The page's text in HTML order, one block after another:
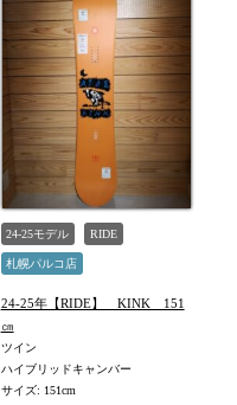
24-25モデル RIDE
札幌パルコ店
24-25年【RIDE】 KINK 151
㎝
ツイン
ハイブリッドキャンバー
サイズ: 151cm